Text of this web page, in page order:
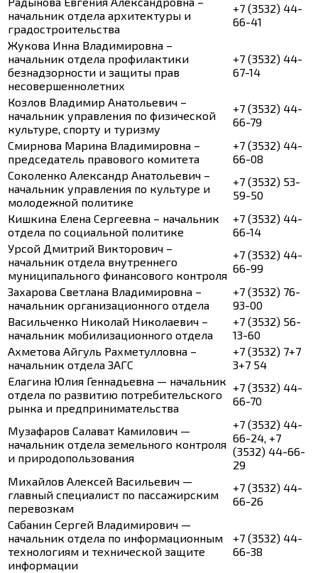
начальник отдела архитектуры и
градостроительства
+7 (3532) 44-
66-41
Жукова Инна Владимировна –
начальник отдела профилактики
безнадзорности и защиты прав
несовершеннолетних
+7 (3532) 44-
67-14
Козлов Владимир Анатольевич –
начальник управления по физической
культуре, спорту и туризму
+7 (3532) 44-
66-79
Смирнова Марина Владимировна –
председатель правового комитета
+7 (3532) 44-
66-08
Соколенко Александр Анатольевич –
начальник управления по культуре и
молодежной политике
+7 (3532) 53-
59-50
Кишкина Елена Сергеевна – начальник
отдела по социальной политике
+7 (3532) 44-
66-14
Урсой Дмитрий Викторович –
начальник отдела внутреннего
муниципального финансового контроля
+7 (3532) 44-
66-99
Захарова Светлана Владимировна –
начальник организационного отдела
+7 (3532) 76-
93-00
Васильченко Николай Николаевич –
начальник мобилизационного отдела
+7 (3532) 56-
13-60
Ахметова Айгуль Рахметулловна –
начальник отдела ЗАГС
+7 (3532) 7+7
3+7 54
Елагина Юлия Геннадьевна — начальник
отдела по развитию потребительского
рынка и предпринимательства
+7 (3532) 44-
66-70
Музафаров Салават Камилович —
начальник отдела земельного контроля
и природопользования
+7 (3532) 44-
66-24, +7
(3532) 44-66-
29
Михайлов Алексей Васильевич —
главный специалист по пассажирским
перевозкам
+7 (3532) 44-
66-26
Сабанин Сергей Владимирович —
начальник отдела по информационным
технологиям и технической защите
информации
+7 (3532) 44-
66-38